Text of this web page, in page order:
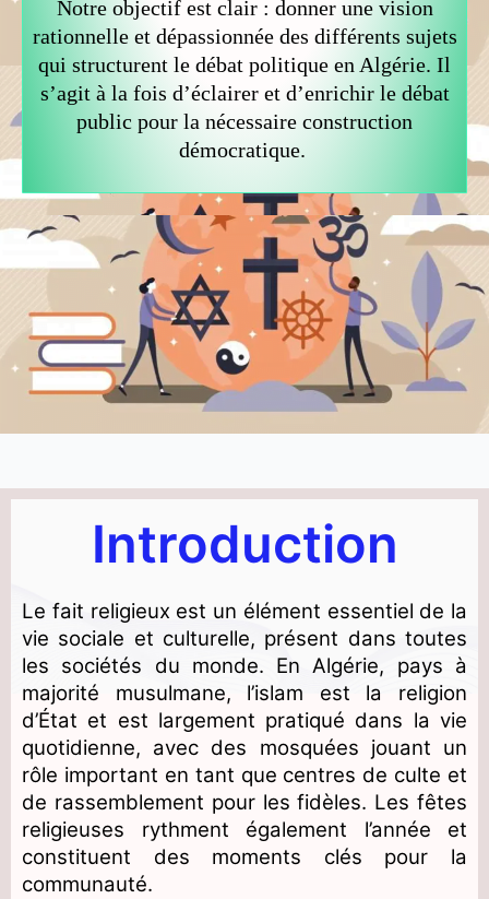
Notre objectif est clair : donner une vision
rationnelle et dépassionnée des différents sujets
qui structurent le débat politique en Algérie. Il
s’agit à la fois d’éclairer et d’enrichir le débat
public pour la nécessaire construction
démocratique.
Introduction
Le fait religieux est un élément essentiel de la
vie sociale et culturelle, présent dans toutes
les sociétés du monde. En Algérie, pays à
majorité musulmane, l’islam est la religion
d’État et est largement pratiqué dans la vie
quotidienne, avec des mosquées jouant un
rôle important en tant que centres de culte et
de rassemblement pour les fidèles. Les fêtes
religieuses rythment également l’année et
constituent des moments clés pour la
communauté.